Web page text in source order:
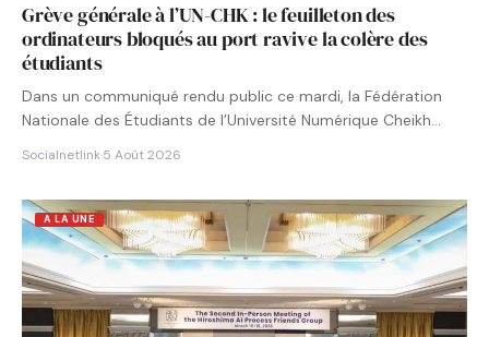
Grève générale à l’UN-CHK : le feuilleton des
ordinateurs bloqués au port ravive la colère des
étudiants
Dans un communiqué rendu public ce mardi, la Fédération
Nationale des Étudiants de l’Université Numérique Cheikh
Socialnetlink·5 Août 2026
A LA UNE